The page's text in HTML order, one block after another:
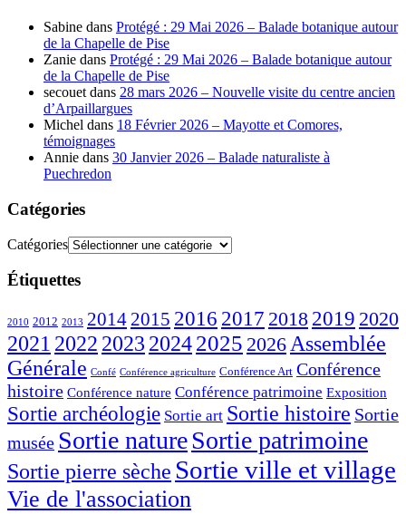
Sabine dans Protégé : 29 Mai 2026 – Balade botanique autour
de la Chapelle de Pise
Zanie dans Protégé : 29 Mai 2026 – Balade botanique autour
de la Chapelle de Pise
secouet dans 28 mars 2026 – Nouvelle visite du centre ancien
d’Arpaillargues
Michel dans 18 Février 2026 – Mayotte et Comores,
témoignages
Annie dans 30 Janvier 2026 – Balade naturaliste à
Puechredon
Catégories
Catégories
Étiquettes
2010 2012 2013 2014 2015 2016 2017 2018 2019 2020
2021 2022 2023 20242025 2026 Assemblée
Générale Confé Conférence agriculture Conférence Art Conférence
histoire Conférence nature Conférence patrimoine Exposition
Sortie archéologie Sortie art Sortie histoire Sortie
musée Sortie natureSortie patrimoine
Sortie pierre sèche Sortie ville et village
Vie de l'association